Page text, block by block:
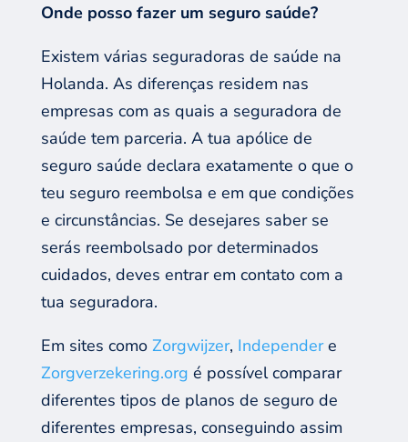
Onde posso fazer um seguro saúde?
Existem várias seguradoras de saúde na
Holanda. As diferenças residem nas
empresas com as quais a seguradora de
saúde tem parceria. A tua apólice de
seguro saúde declara exatamente o que o
teu seguro reembolsa e em que condições
e circunstâncias. Se desejares saber se
serás reembolsado por determinados
cuidados, deves entrar em contato com a
tua seguradora.
Em sites como Zorgwijzer, Independere
Zorgverzekering.org é possível comparar
diferentes tipos de planos de seguro de
diferentes empresas, conseguindo assim